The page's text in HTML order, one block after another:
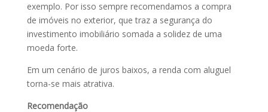
exemplo. Por isso sempre recomendamos a compra
de imóveis no exterior, que traz a segurança do
investimento imobiliário somada a solidez de uma
moeda forte.
Em um cenário de juros baixos, a renda com aluguel
torna-se mais atrativa.
Recomendação